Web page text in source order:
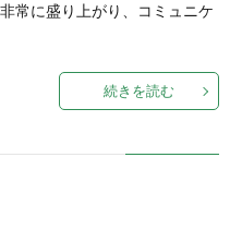
常に盛り上がり、コミュニケ
続きを読む